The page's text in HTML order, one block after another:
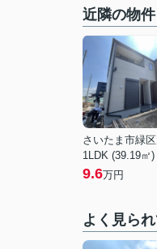
近隣の物件
1LDK (39.19㎡)
9.6万円
よく見ら